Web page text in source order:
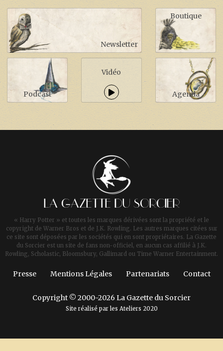
Newsletter
Boutique
Podcast
Vidéo
Agenda
LA GAZETTE DU SORCIER
« Harry Potter » et toutes les marques dérivées sont la propriété et le
copyright de Warner Bros et de J.K. Rowling. Les autres marques citées sur
ce site sont déposées par les sociétés qui en sont propriétaires. La Gazette
du Sorcier est un site de fans non-officiel, en aucun cas affilié à J.K.
Rowling, Scholastic, Bloomsbury, Gallimard ou Time Warner Entertainment.
Presse Mentions Légales Partenariats Contact
Copyright © 2000-2026 La Gazette du Sorcier
Site réalisé par les Ateliers 2020